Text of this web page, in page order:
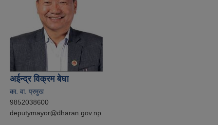
अईन्द्र विक्रम बेघा
का. वा. प्रमुख
9852038600
deputymayor@dharan.gov.np